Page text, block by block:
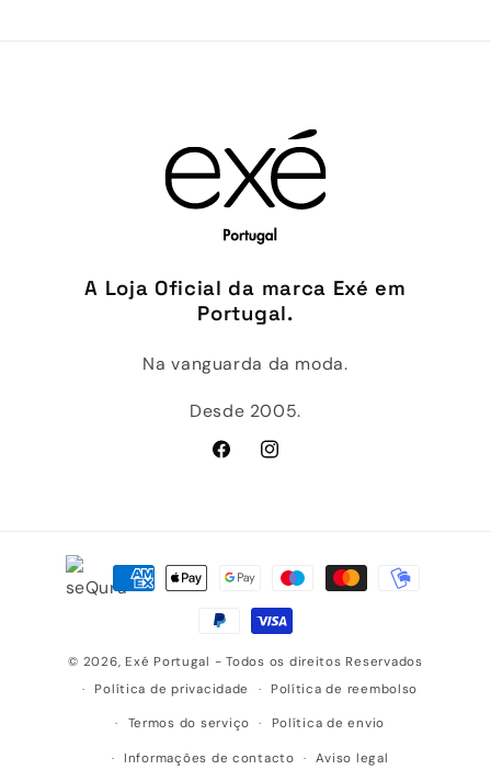
A Loja Oficial da marca Exé em
Portugal.
Na vanguarda da moda.
Desde 2005.
FacebookInstagram
Métodos
© 2026, Exé Portugal - Todos os direitos Reservados
Política de privacidade
Política de reembolso
Termos do serviço Política de envio
Informações de contacto Aviso legal